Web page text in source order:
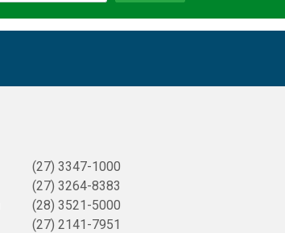
(27) 3347-1000
(27) 3264-8383
(28) 3521-5000
(27) 2141-7951